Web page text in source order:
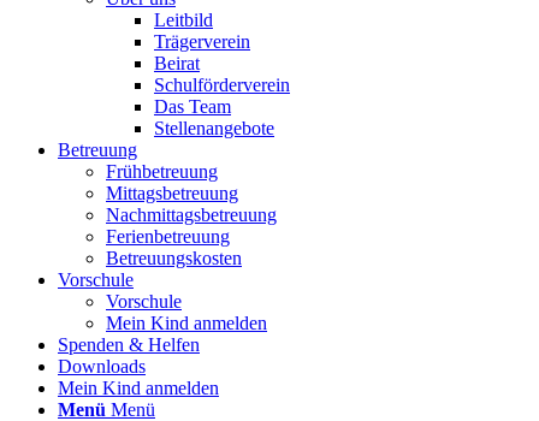
Leitbild
Trägerverein
Beirat
Schulförderverein
Das Team
Stellenangebote
Betreuung
Frühbetreuung
Mittagsbetreuung
Nachmittagsbetreuung
Ferienbetreuung
Betreuungskosten
Vorschule
Vorschule
Mein Kind anmelden
Spenden & Helfen
Downloads
Mein Kind anmelden
Menü Menü